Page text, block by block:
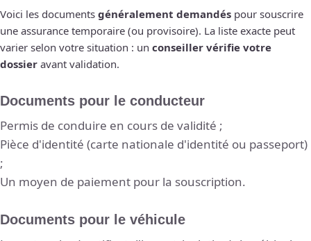
Voici les documents généralement demandés pour souscrire
une assurance temporaire (ou provisoire). La liste exacte peut
varier selon votre situation : un conseiller vérifie votre
dossier avant validation.
Documents pour le conducteur
Permis de conduire en cours de validité ;
Pièce d'identité (carte nationale d'identité ou passeport)
;
Un moyen de paiement pour la souscription.
Documents pour le véhicule